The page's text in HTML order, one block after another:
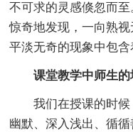
不可求的灵感倏忽而
惊奇地发现，一向熟
平淡无奇的现象中包含
课堂教学中师生
我们在授课的时候
幽默、深入浅出、循